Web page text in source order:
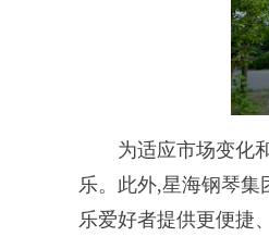
为适应市场变化和
乐。此外,星海钢琴集
乐爱好者提供更便捷